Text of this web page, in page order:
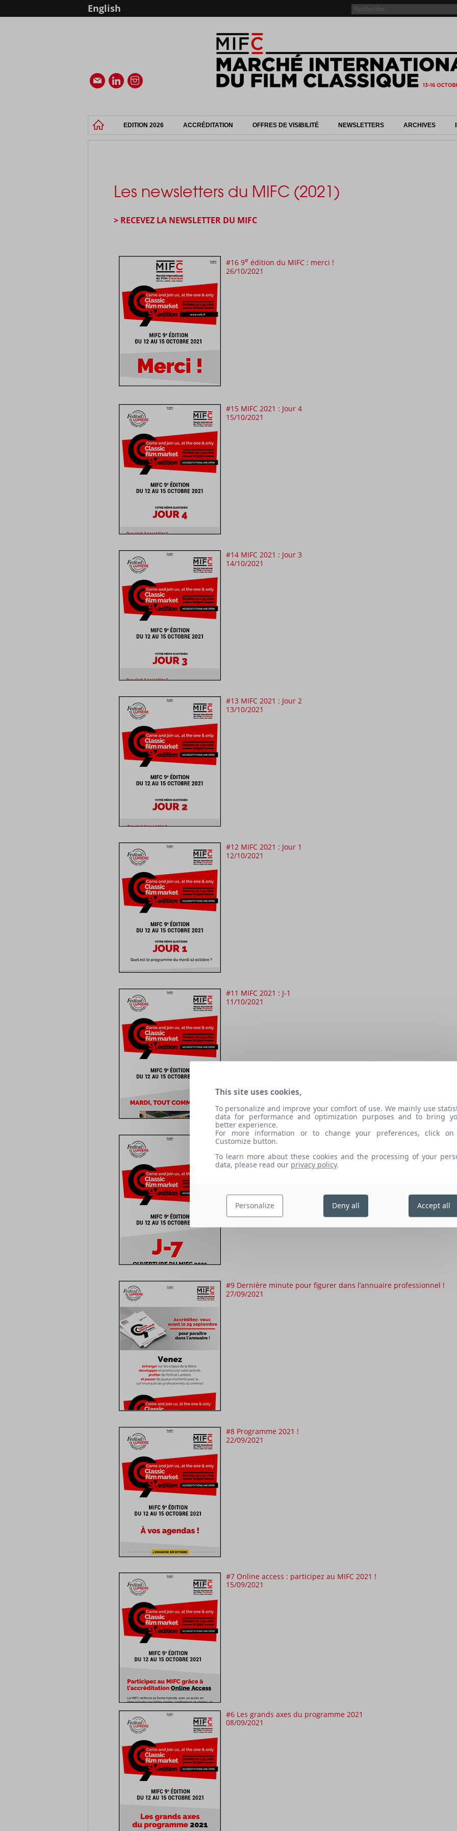
English
EDITION 2026 ACCRÉDITATION OFFRES DE VISIBILITÉ NEWSLETTERS ARCHIVES
Les newsletters du MIFC (2021)
> RECEVEZ LA NEWSLETTER DU MIFC
#16 9e édition du MIFC : merci !
26/10/2021
#15 MIFC 2021 : Jour 4
15/10/2021
#14 MIFC 2021 : Jour 3
14/10/2021
#13 MIFC 2021 : Jour 2
13/10/2021
#12 MIFC 2021 : Jour 1
12/10/2021
#11 MIFC 2021 : J-1
11/10/2021
#10 Ouverture MIFC 2021 : J-7
#9 Dernière minute pour figurer dans l’annuaire professionnel !
27/09/2021
#8 Programme 2021 !
22/09/2021
#7 Online access : participez au MIFC 2021 !
15/09/2021
#6 Les grands axes du programme 2021
08/09/2021
This site uses cookies,
To personalize and improve your comfort of use. We mainly use
data for performance and optimization purposes and to bring
better experience.
For more information or to change your preferences, click
Customize button.
To learn more about these cookies and the processing of your
data, please read our privacy policy.
Personalize Deny all Accept all